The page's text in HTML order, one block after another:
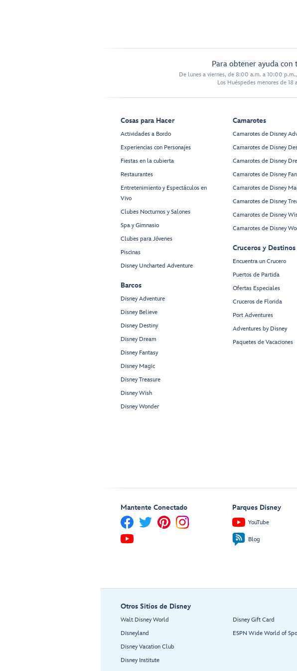
Para obtener ayuda con
De lunes a viernes, de 8:00 a.m. a 10:00
Los Huéspedes menores de
Cosas para Hacer
Actividades a Bordo
Experiencias con Personajes
Fiestas en la cubierta
Restaurantes
Entretenimiento y Espectáculos en
Vivo
Clubes Nocturnos y Salones
Spa y Gimnasio
Clubes para Jóvenes
Piscinas
Disney Uncharted Adventure
Barcos
Disney Adventure
Disney Believe
Disney Destiny
Disney Dream
Disney Fantasy
Disney Magic
Disney Treasure
Disney Wish
Disney Wonder
Camarotes
Camarotes de Disney
Camarotes de Disney
Camarotes de Disney
Camarotes de Disney
Camarotes de Disney
Camarotes de Disney
Camarotes de Disney
Camarotes de Disney
Cruceros y Destinos
Encuentra un Crucero
Puertos de Partida
Ofertas Especiales
Cruceros de Florida
Port Adventures
Adventures by Disney
Paquetes de Vacaciones
Mantente Conectado Parques Disney
YouTube
Blog
Otros Sitios de Disney
Walt Disney World
Disneyland
Disney Vacation Club
Disney Institute
Disney Gift Card
ESPN Wide World of